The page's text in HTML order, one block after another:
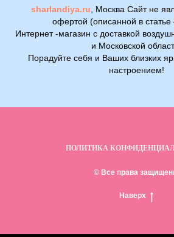
sharlandiya.ru , Москва Сайт не
офертой (описанной в
Интернет -магазин с доставкой
и Московской
Порадуйте себя и Ваших близких
настроением!
ПОЛИТИКА
© Все права
Наверх